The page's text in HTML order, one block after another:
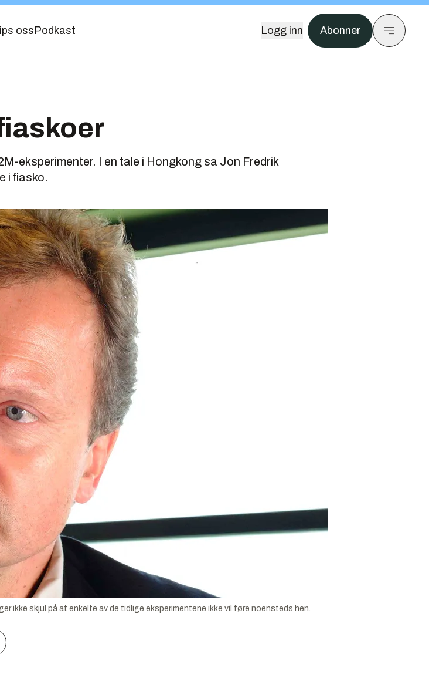
oss Podkast Logg inn Abonner
eksperimenter. I en tale i Hongkong sa Jon Fredrik
i fiasko.
ikke skjul på at enkelte av de tidlige eksperimentene ikke vil føre noensteds hen.